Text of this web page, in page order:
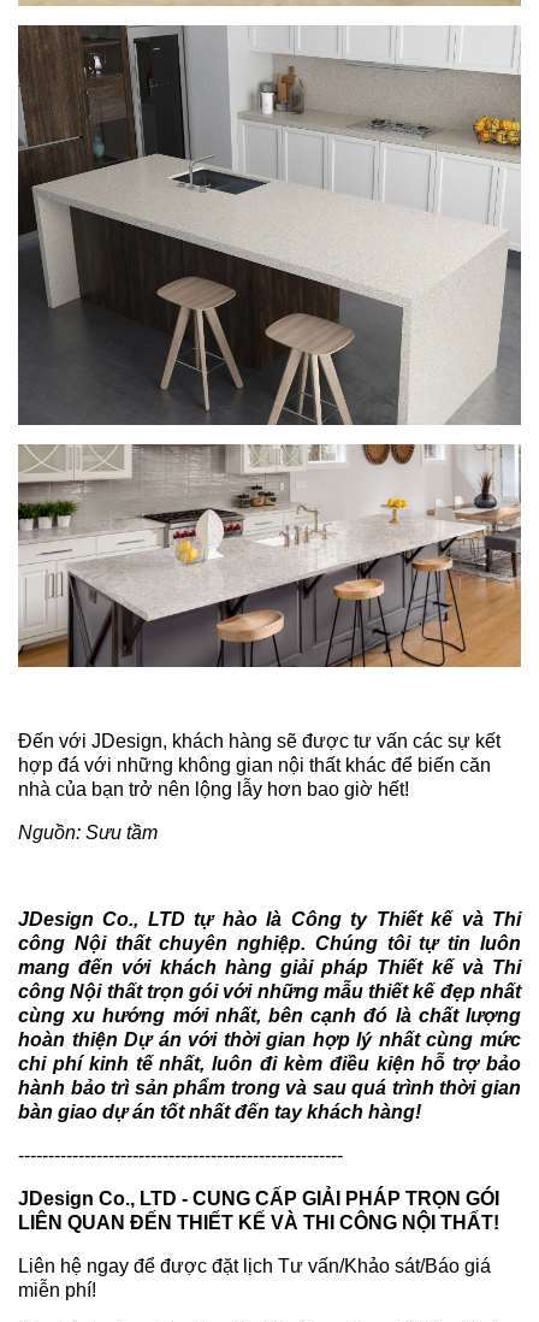
Đến với JDesign, khách hàng sẽ được tư vấn các sự kết
hợp đá với những không gian nội thất khác để biến căn
nhà của bạn trở nên lộng lẫy hơn bao giờ hết!
Nguồn: Sưu tầm
JDesign Co., LTD tự hào là Công ty Thiết kế và Thi
công Nội thất chuyên nghiệp. Chúng tôi tự tin luôn
mang đến với khách hàng giải pháp Thiết kế và Thi
công Nội thất trọn gói với những mẫu thiết kế đẹp nhất
cùng xu hướng mới nhất, bên cạnh đó là chất lượng
hoàn thiện Dự án với thời gian hợp lý nhất cùng mức
chi phí kinh tế nhất, luôn đi kèm điều kiện hỗ trợ bảo
hành bảo trì sản phẩm trong và sau quá trình thời gian
bàn giao dự án tốt nhất đến tay khách hàng!
------------------------------------------------------
JDesign Co., LTD - CUNG CẤP GIẢI PHÁP TRỌN GÓI
LIÊN QUAN ĐẾN THIẾT KẾ VÀ THI CÔNG NỘI THẤT!
Liên hệ ngay để được đặt lịch Tư vấn/Khảo sát/Báo giá
miễn phí!